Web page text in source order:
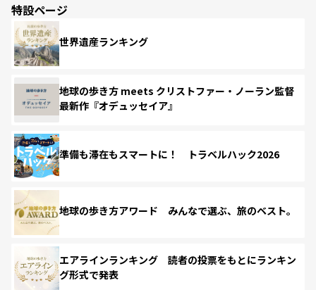
特設ページ
世界遺産ランキング
地球の歩き方 meets クリストファー・ノーラン監督
最新作『オデュッセイア』
準備も滞在もスマートに！ トラベルハック2026
地球の歩き方アワード みんなで選ぶ、旅のベスト。
エアラインランキング 読者の投票をもとにランキン
グ形式で発表